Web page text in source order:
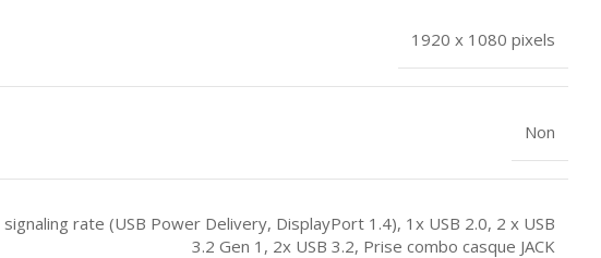
1920 x 1080 pixels
Non
rate (USB Power Delivery, DisplayPort 1.4), 1x USB 2.0, 2 x USB
3.2 Gen 1 , 2x USB 3.2, Prise combo casque JACK